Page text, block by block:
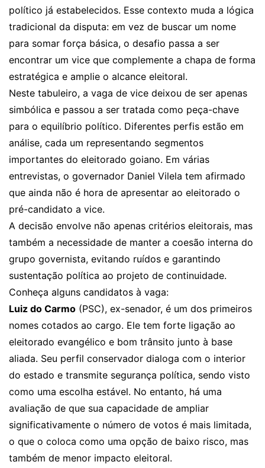
político já estabelecidos. Esse contexto muda a lógica
tradicional da disputa: em vez de buscar um nome
para somar força básica, o desafio passa a ser
encontrar um vice que complemente a chapa de forma
estratégica e amplie o alcance eleitoral.
Neste tabuleiro, a vaga de vice deixou de ser apenas
simbólica e passou a ser tratada como peça-chave
para o equilíbrio político. Diferentes perfis estão em
análise, cada um representando segmentos
importantes do eleitorado goiano. Em várias
entrevistas, o governador Daniel Vilela tem afirmado
que ainda não é hora de apresentar ao eleitorado o
pré-candidato a vice.
A decisão envolve não apenas critérios eleitorais, mas
também a necessidade de manter a coesão interna do
grupo governista, evitando ruídos e garantindo
sustentação política ao projeto de continuidade.
Conheça alguns candidatos à vaga:
Luiz do Carmo (PSC), ex-senador, é um dos primeiros
nomes cotados ao cargo. Ele tem forte ligação ao
eleitorado evangélico e bom trânsito junto à base
aliada. Seu perfil conservador dialoga com o interior
do estado e transmite segurança política, sendo visto
como uma escolha estável. No entanto, há uma
avaliação de que sua capacidade de ampliar
significativamente o número de votos é mais limitada,
o que o coloca como uma opção de baixo risco, mas
também de menor impacto eleitoral.